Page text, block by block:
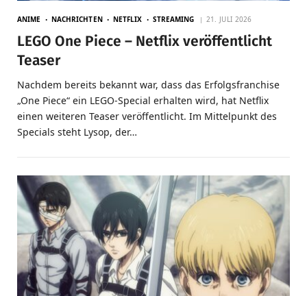
ANIME NACHRICHTEN NETFLIX STREAMING 21. JULI 2026
LEGO One Piece – Netflix veröffentlicht
Teaser
Nachdem bereits bekannt war, dass das Erfolgsfranchise
„One Piece“ ein LEGO-Special erhalten wird, hat Netflix
einen weiteren Teaser veröffentlicht. Im Mittelpunkt des
Specials steht Lysop, der…